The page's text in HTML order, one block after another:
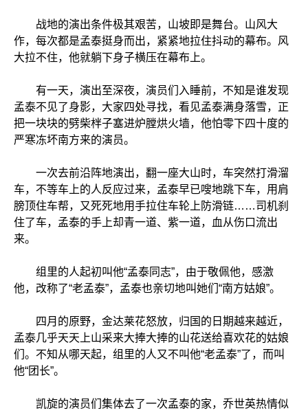
战地的演出条件极其艰苦，山坡即是舞台。山风大
作，每次都是孟泰挺身而出，紧紧地拉住抖动的幕布。风
大拉不住，他就躺下身子横压在幕布上。
有一天，演出至深夜，演员们入睡前，不知是谁发现
孟泰不见了身影，大家四处寻找，看见孟泰满身落雪，正
把一块块的劈柴柈子塞进炉膛烘火墙，他怕零下四十度的
严寒冻坏南方来的演员。
一次去前沿阵地演出，翻一座大山时，车突然打滑溜
车，不等车上的人反应过来，孟泰早已嗖地跳下车，用肩
膀顶住车帮，又死死地用手拉住车轮上防滑链……司机刹
住了车，孟泰的手上却青一道、紫一道，血从伤口流出
来。
组里的人起初叫他“孟泰同志”，由于敬佩他，感激
他，改称了“老孟泰”，孟泰也亲切地叫她们“南方姑娘”。
四月的原野，金达莱花怒放，归国的日期越来越近，
孟泰几乎天天上山采来大捧大捧的山花送给喜欢花的姑娘
们。不知从哪天起，组里的人又不叫他“老孟泰”了，而叫
他“团长”。
凯旋的演员们集体去了一次孟泰的家，乔世英热情似